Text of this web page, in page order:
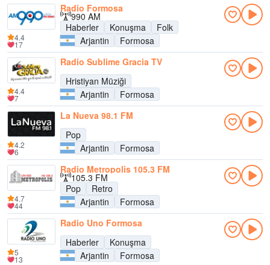
Radio Formosa
990 AM
Haberler
Konuşma
Folk
Arjantin
Formosa
4.4
17
Radio Sublime Gracia TV
Hristiyan Müziği
Arjantin
Formosa
4.4
7
La Nueva 98.1 FM
Pop
Arjantin
Formosa
4.2
6
Radio Metropolis 105.3 FM
105.3 FM
Pop
Retro
Arjantin
Formosa
4.7
44
Radio Uno Formosa
Haberler
Konuşma
Arjantin
Formosa
5
13